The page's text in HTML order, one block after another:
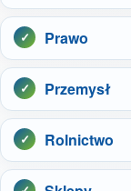
Prawo
Przemysł
Rolnictwo